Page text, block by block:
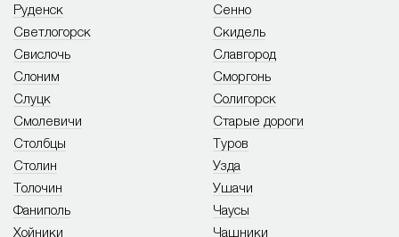
Руденск
Светлогорск
Свислочь
Сенно
Скидель
Славгород
Слоним
Слуцк
Смолевичи
Сморгонь
Солигорск
Старые дороги
Столбцы
Столин
Толочин
Туров
Узда
Ушачи
Фаниполь
Хойники
Чаусы
Чашники